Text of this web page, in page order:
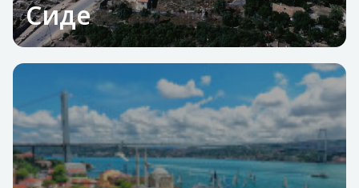
Сиде